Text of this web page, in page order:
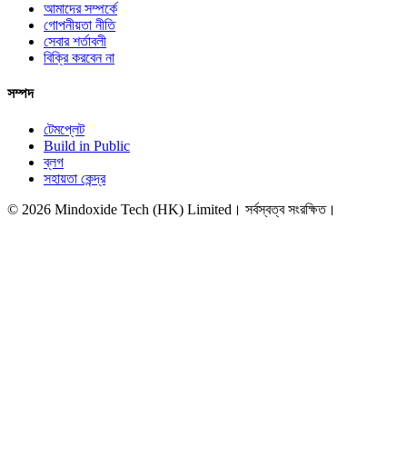
আমাদের সম্পর্কে
গোপনীয়তা নীতি
সেবার শর্তাবলী
বিক্রি করবেন না
সম্পদ
টেমপ্লেট
Build in Public
ব্লগ
সহায়তা কেন্দ্র
© 2026 Mindoxide Tech (HK) Limited। সর্বস্বত্ব সংরক্ষিত।